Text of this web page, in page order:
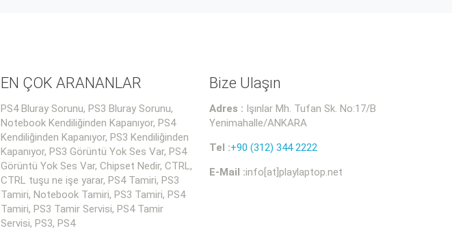
EN ÇOK ARANANLAR
PS4 Bluray Sorunu, PS3 Bluray Sorunu,
Notebook Kendiliğinden Kapanıyor, PS4
Kendiliğinden Kapanıyor, PS3 Kendiliğinden
Kapanıyor, PS3 Görüntü Yok Ses Var, PS4
Görüntü Yok Ses Var, Chipset Nedir, CTRL,
CTRL tuşu ne işe yarar, PS4 Tamiri, PS3
Tamiri, Notebook Tamiri, PS3 Tamiri, PS4
Tamiri, PS3 Tamir Servisi, PS4 Tamir
Servisi, PS3, PS4
Bize Ulaşın
Adres : Işınlar Mh. Tufan Sk. No:17/B
Yenimahalle/ANKARA
Tel :+90 (312) 344 2222
E-Mail :info[at]playlaptop.net